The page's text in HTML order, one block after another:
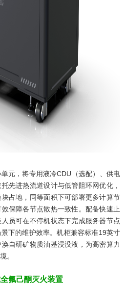
单元，将专用液冷CDU（选配）、供电
先进热流道设计与低管阻环网优化，
占地，同等面积下可部署更多计算节
保障各节点散热一致性。配备快速止
员可在不停机状态下完成服务器节点
下的维护效率。机柜兼容标准19英寸
自研矿物质油基浸没液，为高密算力
。
氟己酮灭火装置